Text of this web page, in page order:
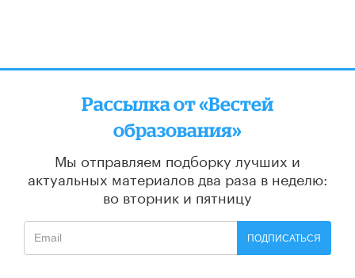
Рассылка от «Вестей
образования»
Мы отправляем подборку лучших и
актуальных материалов два раза в неделю:
во вторник и пятницу
ПОДПИСАТЬСЯ